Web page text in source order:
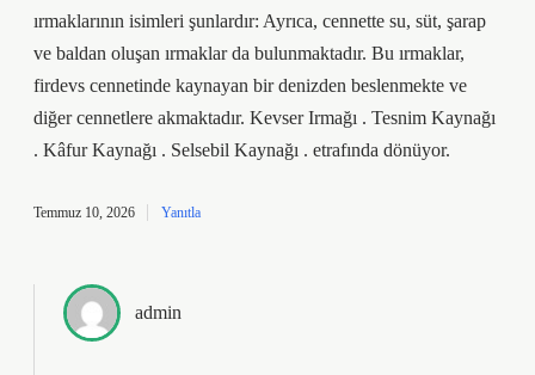
ırmaklarının isimleri şunlardır: Ayrıca, cennette su, süt, şarap
ve baldan oluşan ırmaklar da bulunmaktadır. Bu ırmaklar,
firdevs cennetinde kaynayan bir denizden beslenmekte ve
diğer cennetlere akmaktadır. Kevser Irmağı . Tesnim Kaynağı
. Kâfur Kaynağı . Selsebil Kaynağı . etrafında dönüyor.
Temmuz 10, 2026 Yanıtla
admin